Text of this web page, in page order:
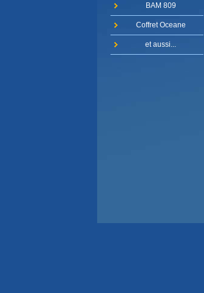
BAM 809
Coffret Oceane
et aussi...